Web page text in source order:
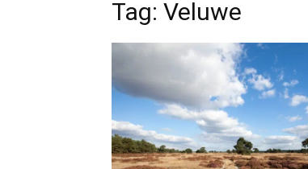
Tag: Veluwe